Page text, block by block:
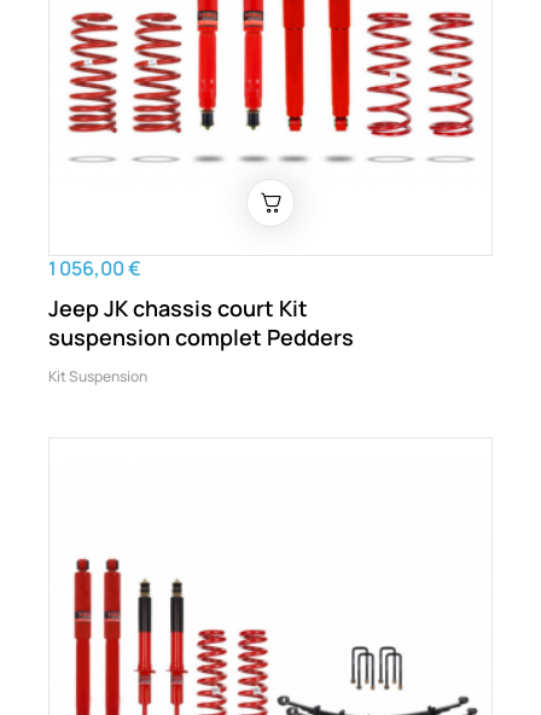
1 056,00 €
Jeep JK chassis court Kit
suspension complet Pedders
Kit Suspension